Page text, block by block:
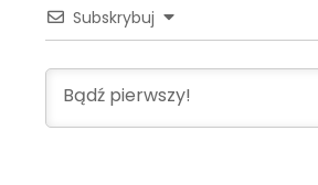
Subskrybuj